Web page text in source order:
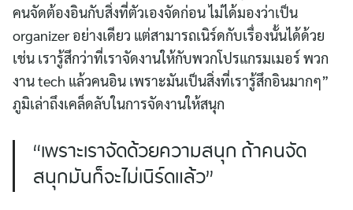
คนจัดต้องอินกับสิ่งที่ตัวเองจัดก่อน ไม่ได้มองว่าเป็น
organizer อย่างเดียว แต่สามารถเนิร์ดกับเรื่องนั้นได้ด้วย
เช่น เรารู้สึกว่าที่เราจัดงานให้กับพวกโปรแกรมเมอร์ พวก
งาน tech แล้วคนอิน เพราะมันเป็นสิ่งที่เรารู้สึกอินมากๆ”
ภูมิเล่าถึงเคล็ดลับในการจัดงานให้สนุก
“เพราะเราจัดด้วยความสนุก ถ้าคนจัด
สนุกมันก็จะไม่เนิร์ดแล้ว”